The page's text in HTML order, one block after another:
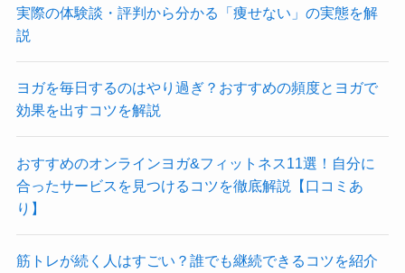
実際の体験談・評判から分かる「痩せない」の実態を解
説
ヨガを毎日するのはやり過ぎ？おすすめの頻度とヨガで
効果を出すコツを解説
おすすめのオンラインヨガ&フィットネス11選！自分に
合ったサービスを見つけるコツを徹底解説【口コミあ
り】
筋トレが続く人はすごい？誰でも継続できるコツを紹介